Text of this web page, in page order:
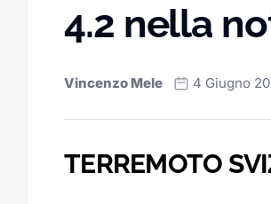
4.2 nella
Vincenzo Mele 4 Giugno
TERREMOTO